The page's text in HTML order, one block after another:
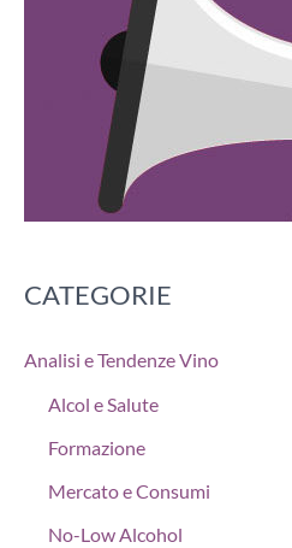
CATEGORIE
Analisi e Tendenze Vino
Alcol e Salute
Formazione
Mercato e Consumi
No-Low Alcohol